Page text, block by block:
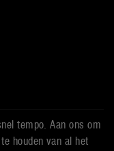
tempo. Aan ons om
houden van al het